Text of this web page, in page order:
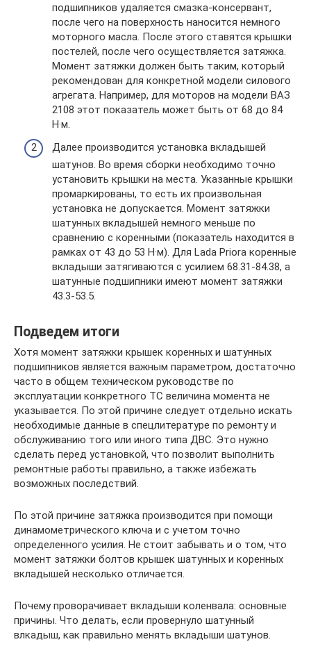
подшипников удаляется смазка-консервант,
после чего на поверхность наносится немного
моторного масла. После этого ставятся крышки
постелей, после чего осуществляется затяжка.
Момент затяжки должен быть таким, который
рекомендован для конкретной модели силового
агрегата. Например, для моторов на модели ВАЗ
2108 этот показатель может быть от 68 до 84
Н·м.
Далее производится установка вкладышей
шатунов. Во время сборки необходимо точно
установить крышки на места. Указанные крышки
промаркированы, то есть их произвольная
установка не допускается. Момент затяжки
шатунных вкладышей немного меньше по
сравнению с коренными (показатель находится в
рамках от 43 до 53 Н·м). Для Lada Priora коренные
вкладыши затягиваются с усилием 68.31-84.38, а
шатунные подшипники имеют момент затяжки
43.3-53.5.
Подведем итоги
Хотя момент затяжки крышек коренных и шатунных
подшипников является важным параметром, достаточно
часто в общем техническом руководстве по
эксплуатации конкретного ТС величина момента не
указывается. По этой причине следует отдельно искать
необходимые данные в спецлитературе по ремонту и
обслуживанию того или иного типа ДВС. Это нужно
сделать перед установкой, что позволит выполнить
ремонтные работы правильно, а также избежать
возможных последствий.
По этой причине затяжка производится при помощи
динамометрического ключа и с учетом точно
определенного усилия. Не стоит забывать и о том, что
момент затяжки болтов крышек шатунных и коренных
вкладышей несколько отличается.
Почему проворачивает вкладыши коленвала: основные
причины. Что делать, если провернуло шатунный
влкадыш, как правильно менять вкладыши шатунов.